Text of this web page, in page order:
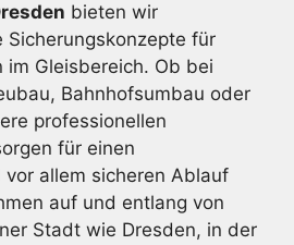
bieten wir
Sicherungskonzepte für
im Gleisbereich. Ob bei
Bahnhofsumbau oder
professionellen
für einen
allem sicheren Ablauf
auf und entlang von
Stadt wie Dresden, in der